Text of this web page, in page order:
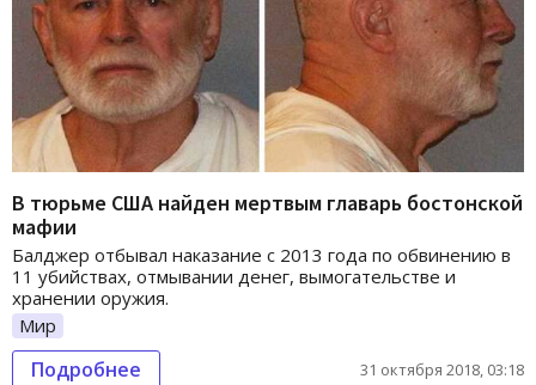
В тюрьме США найден мертвым главарь бостонской
мафии
Балджер отбывал наказание с 2013 года по обвинению в
11 убийствах, отмывании денег, вымогательстве и
хранении оружия.
Мир
Подробнее 31 октября 2018, 03:18